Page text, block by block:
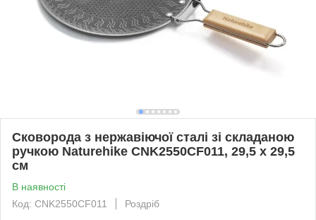
Сковорода з нержавіючої сталі зі складаною
ручкою Naturehike CNK2550CF011, 29,5 х 29,5
см
В наявності
Код: CNK2550CF011
Роздріб